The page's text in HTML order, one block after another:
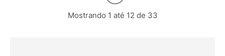
Mostrando 1 até 12 de 33